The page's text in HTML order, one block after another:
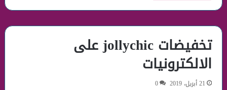
تخفيضات jollychic على
الالكترونيات
21 أبريل، 2019 0